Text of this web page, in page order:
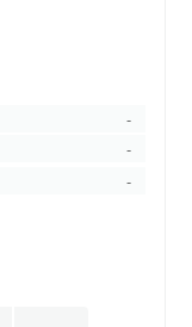
-
-
-